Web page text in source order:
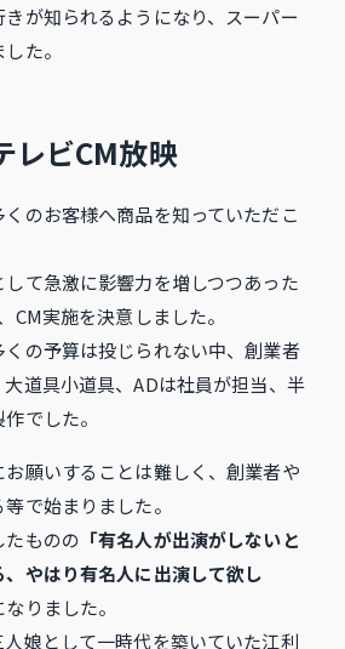
が知られるようになり、スーパー
た。
レビCM放映
のお客様へ商品を知っていただこ
て急激に影響力を増しつつあった
CM実施を決意しました。
の予算は投じられない中、創業者
道具小道具、ADは社員が担当、半
でした。
願いすることは難しく、創業者や
で始まりました。
たものの 「有名人が出演がしないと
やはり有名人に出演して欲し
りました。
娘として一時代を築いていた江利